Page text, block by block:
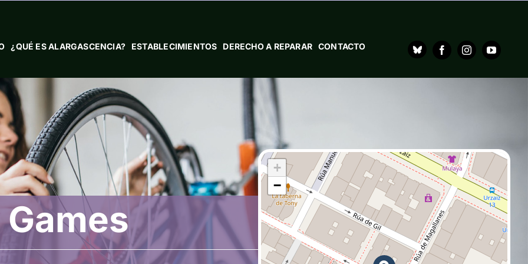
¿QUÉ ES ALARGASCENCIA? ESTABLECIMIENTOS DERECHO A REPARAR CONTACTO
+
−